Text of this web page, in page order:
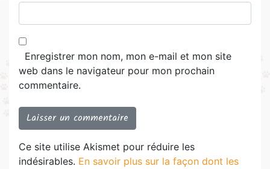
Enregistrer mon nom, mon e-mail et mon site
web dans le navigateur pour mon prochain
commentaire.
Ce site utilise Akismet pour réduire les
indésirables. En savoir plus sur la façon dont les